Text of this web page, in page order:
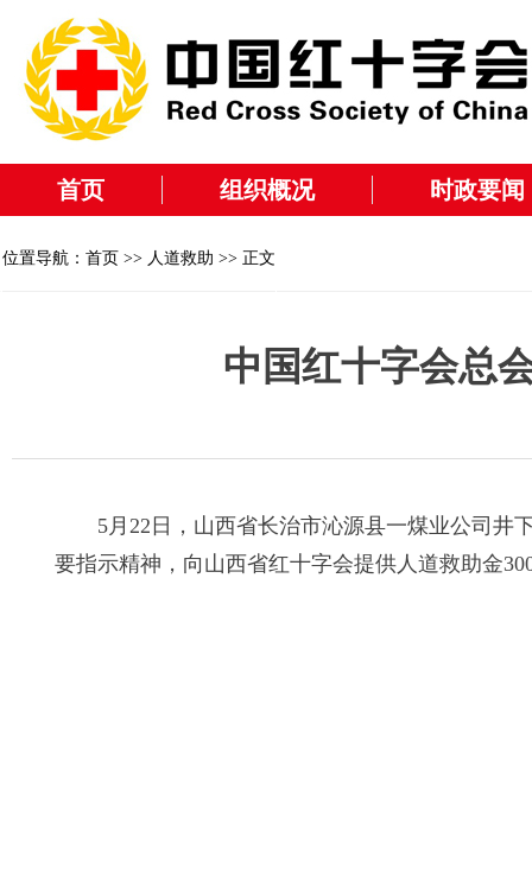
首页 组织概况 时政要闻
位置导航： 首页 >> 人道救助 >> 正文
中国红十字会总
5月22日，山西省长治市沁源县一煤业公司井
要指示精神，向山西省红十字会提供人道救助金